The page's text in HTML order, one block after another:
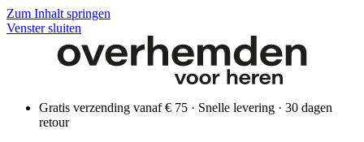
Zum Inhalt springen
Venster sluiten
Gratis verzending vanaf € 75 · Snelle levering · 30 dagen
retour